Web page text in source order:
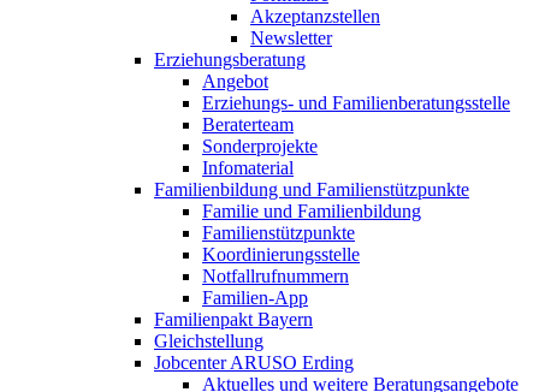
Akzeptanzstellen
Newsletter
Erziehungsberatung
Angebot
Erziehungs- und Familienberatungsstelle
Beraterteam
Sonderprojekte
Infomaterial
Familienbildung und Familienstützpunkte
Familie und Familienbildung
Familienstützpunkte
Koordinierungsstelle
Notfallrufnummern
Familien-App
Familienpakt Bayern
Gleichstellung
Jobcenter ARUSO Erding
Aktuelles und weitere Beratungsangebote